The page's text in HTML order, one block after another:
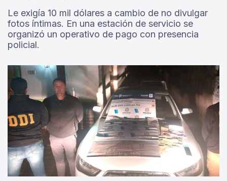
Le exigía 10 mil dólares a cambio de no divulgar
fotos íntimas. En una estación de servicio se
organizó un operativo de pago con presencia
policial.